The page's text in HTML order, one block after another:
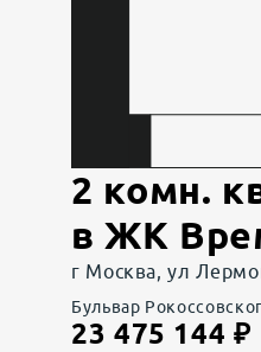
2 комн.
вЖК
г Москва, ул
Бульвар
23 475 144 ₽